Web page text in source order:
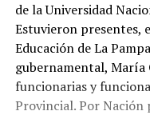
de la Universidad
Estuvieron presentes,
Educación de La
gubernamental,
funcionarias y
Provincial. Por Nación